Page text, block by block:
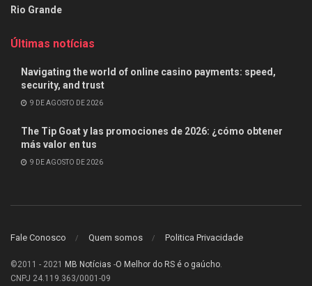
Rio Grande
Últimas notícias
Navigating the world of online casino payments: speed,
security, and trust
9 DE AGOSTO DE 2026
The Tip Goat y las promociones de 2026: ¿cómo obtener
más valor en tus
9 DE AGOSTO DE 2026
Fale Conosco Quem somos Politica Privacidade
©2011 - 2021 MB Notícias -O Melhor do RS é o gaúcho
CNPJ 24.119.363/0001-09